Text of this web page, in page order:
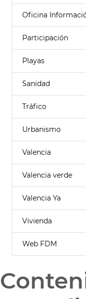
Oficina
Participación
Playas
Sanidad
Tráfico
Urbanismo
Valencia
Valencia verde
Valencia Ya
Vivienda
Web FDM